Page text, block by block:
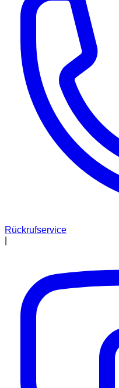
Rückrufservice